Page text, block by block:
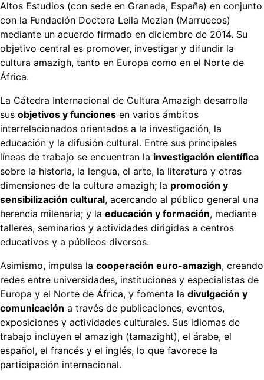
Altos Estudios (con sede en Granada, España) en conjunto
con la Fundación Doctora Leila Mezian (Marruecos)
mediante un acuerdo firmado en diciembre de 2014. Su
objetivo central es promover, investigar y difundir la
cultura amazigh, tanto en Europa como en el Norte de
África.
La Cátedra Internacional de Cultura Amazigh desarrolla
sus objetivos y funciones en varios ámbitos
interrelacionados orientados a la investigación, la
educación y la difusión cultural. Entre sus principales
líneas de trabajo se encuentran la investigación científica
sobre la historia, la lengua, el arte, la literatura y otras
dimensiones de la cultura amazigh; la promoción y
sensibilización cultural, acercando al público general una
herencia milenaria; y la educación y formación, mediante
talleres, seminarios y actividades dirigidas a centros
educativos y a públicos diversos.
Asimismo, impulsa la cooperación euro-amazigh, creando
redes entre universidades, instituciones y especialistas de
Europa y el Norte de África, y fomenta la divulgación y
comunicación a través de publicaciones, eventos,
exposiciones y actividades culturales. Sus idiomas de
trabajo incluyen el amazigh (tamazight), el árabe, el
español, el francés y el inglés, lo que favorece la
participación internacional.